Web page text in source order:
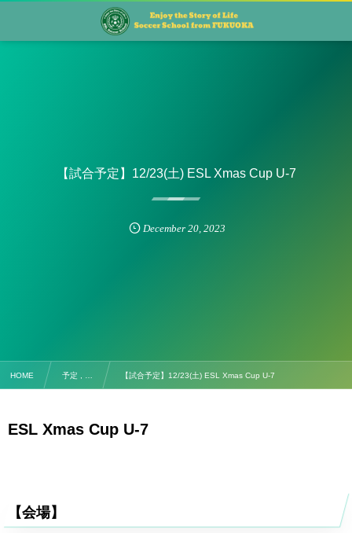
【試合予定】12/23(土) ESL Xmas Cup U-7
December 20,2023
HOME 予定 , … 【試合予定】12/23(土) ESL Xmas Cup U-7
ESL Xmas Cup U-7
【会場】